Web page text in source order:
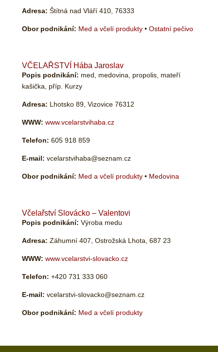
Adresa: Štítná nad Vláří 410, 76333
Obor podnikání: Med a včelí produkty• Ostatní pečivo
VČELAŘSTVÍ Hába Jaroslav
Popis podnikání: med, medovina, propolis, mateří
kašička, příp. Kurzy
Adresa: Lhotsko 89, Vizovice 76312
WWW: www.vcelarstvihaba.cz
Telefon: 605 918 859
E-mail: vcelarstvihaba@seznam.cz
Obor podnikání: Med a včelí produkty• Medovina
Včelařství Slovácko – Valentovi
Popis podnikání: Výroba medu
Adresa: Záhumní 407, Ostrožská Lhota, 687 23
WWW: www.vcelarstvi-slovacko.cz
Telefon: +420 731 333 060
E-mail: vcelarstvi-slovacko@seznam.cz
Obor podnikání: Med a včelí produkty